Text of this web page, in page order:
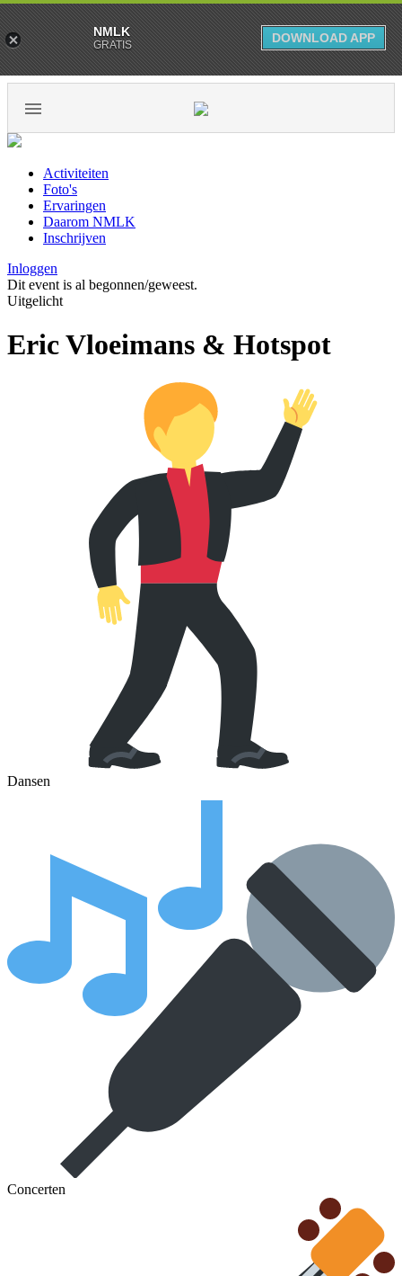
Activiteiten
Foto's
Ervaringen
Daarom NMLK
Inschrijven
Inloggen
Dit event is al begonnen/geweest.
Uitgelicht
Eric Vloeimans & Hotspot
Dansen
Concerten
NMLK
GRATIS DOWNLOAD APP